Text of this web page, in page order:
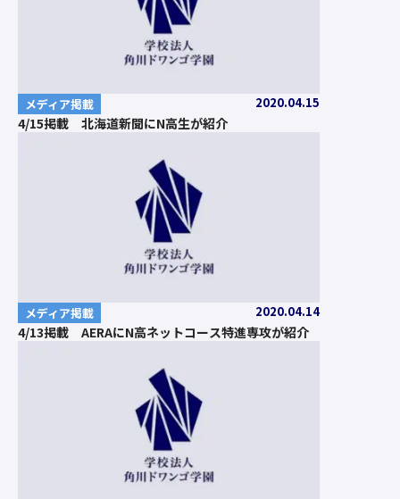
メディア掲載 2020.04.15
4/15掲載 北海道新聞にN高生が紹介
メディア掲載 2020.04.14
4/13掲載 AERAにN高ネットコース特進専攻が紹介